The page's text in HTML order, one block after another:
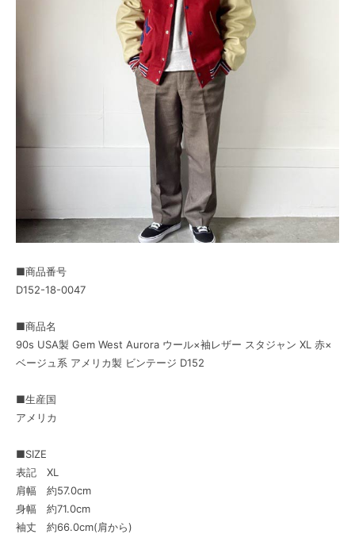
■商品番号
D152-18-0047
■商品名
90s USA製 Gem West Aurora ウール×袖レザー スタジャン XL 赤×
ベージュ系 アメリカ製 ビンテージ D152
■生産国
アメリカ
■SIZE
表記 XL
肩幅 約57.0cm
身幅 約71.0cm
袖丈 約66.0cm(肩から)